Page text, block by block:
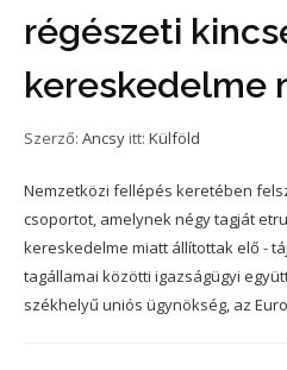
régészeti
kereskedelme
Szerző: Ancsy itt: Külföld
Nemzetközi fellépés keretében
csoportot, amelynek négy tagját
kereskedelme miatt állítottak elő -
tagállamai közötti igazságügyi
székhelyű uniós ügynökség, az